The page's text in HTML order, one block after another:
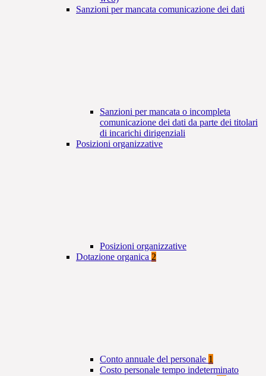
Sanzioni per mancata comunicazione dei dati
Sanzioni per mancata o incompleta
comunicazione dei dati da parte dei titolari
di incarichi dirigenziali
Posizioni organizzative
Posizioni organizzative
Dotazione organica 2
Conto annuale del personale 1
Costo personale tempo indeterminato